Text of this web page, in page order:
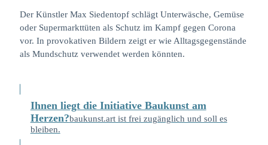
Der Künstler Max Siedentopf schlägt Unterwäsche, Gemüse
oder Supermarkttüten als Schutz im Kampf gegen Corona
vor. In provokativen Bildern zeigt er wie Alltagsgegenstände
als Mundschutz verwendet werden könnten.
Ihnen liegt die Initiative Baukunst am
Herzen?baukunst.art ist frei zugänglich und soll es
bleiben.